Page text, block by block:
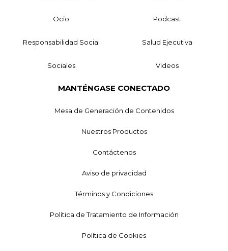
Ocio Podcast
Responsabilidad Social Salud Ejecutiva
Sociales Videos
MANTÉNGASE CONECTADO
Mesa de Generación de Contenidos
Nuestros Productos
Contáctenos
Aviso de privacidad
Términos y Condiciones
Política de Tratamiento de Información
Política de Cookies